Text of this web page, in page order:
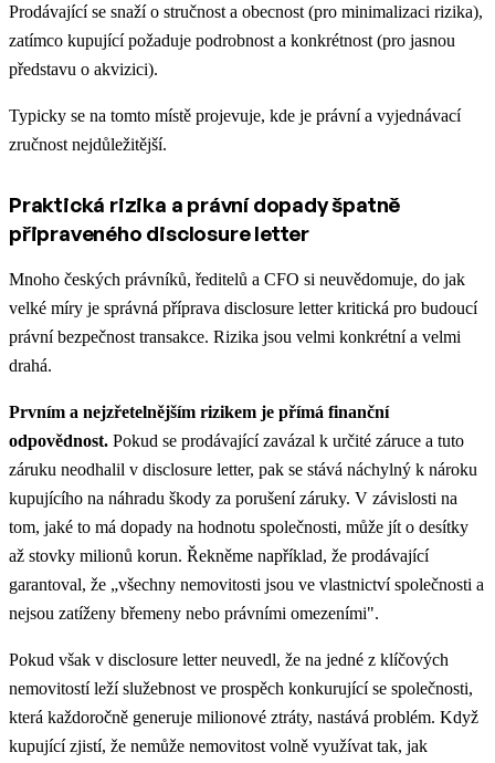
Prodávající se snaží o stručnost a obecnost (pro minimalizaci rizika),
zatímco kupující požaduje podrobnost a konkrétnost (pro jasnou
představu o akvizici).
Typicky se na tomto místě projevuje, kde je právní a vyjednávací
zručnost nejdůležitější.
Praktická rizika a právní dopady špatně
připraveného disclosure letter
Mnoho českých právníků, ředitelů a CFO si neuvědomuje, do jak
velké míry je správná příprava disclosure letter kritická pro budoucí
právní bezpečnost transakce. Rizika jsou velmi konkrétní a velmi
drahá.
Prvním a nejzřetelnějším rizikem je přímá finanční
odpovědnost. Pokud se prodávající zavázal k určité záruce a tuto
záruku neodhalil v disclosure letter, pak se stává náchylný k nároku
kupujícího na náhradu škody za porušení záruky. V závislosti na
tom, jaké to má dopady na hodnotu společnosti, může jít o desítky
až stovky milionů korun. Řekněme například, že prodávající
garantoval, že „všechny nemovitosti jsou ve vlastnictví společnosti a
nejsou zatíženy břemeny nebo právními omezeními".
Pokud však v disclosure letter neuvedl, že na jedné z klíčových
nemovitostí leží služebnost ve prospěch konkurující se společnosti,
která každoročně generuje milionové ztráty, nastává problém. Když
kupující zjistí, že nemůže nemovitost volně využívat tak, jak